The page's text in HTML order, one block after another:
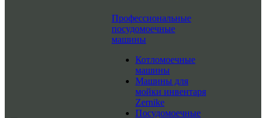
Профессиональные
посудомоечные
машины
Котломоечные
машины
Машины для
мойки инвентаря
Zernike
Посудомоечные